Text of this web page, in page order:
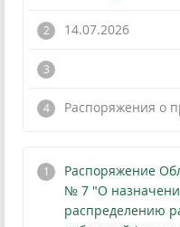
14.07.2026
Распоряжения о
Распоряжение
№ 7 "О
распределению